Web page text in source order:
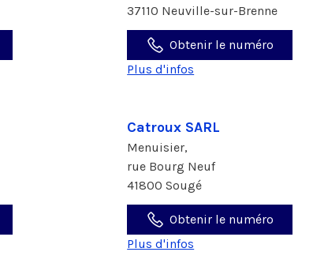
37110 Neuville-sur-Brenne
Obtenir le numéro
Plus d'infos
Catroux SARL
Menuisier,
rue Bourg Neuf
41800 Sougé
Obtenir le numéro
Plus d'infos